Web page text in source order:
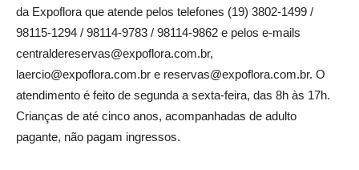
da Expoflora que atende pelos telefones (19) 3802-1499 /
98115-1294 / 98114-9783 / 98114-9862 e pelos e-mails
centraldereservas@expoflora.com.br,
laercio@expoflora.com.br e reservas@expoflora.com.br. O
atendimento é feito de segunda a sexta-feira, das 8h às 17h.
Crianças de até cinco anos, acompanhadas de adulto
pagante, não pagam ingressos.